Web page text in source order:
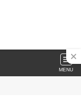
MENU